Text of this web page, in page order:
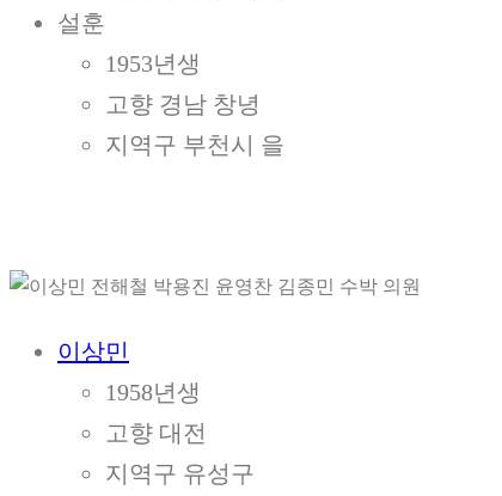
설훈
1953년생
고향 경남 창녕
지역구 부천시 을
이상민
1958년생
고향 대전
지역구 유성구